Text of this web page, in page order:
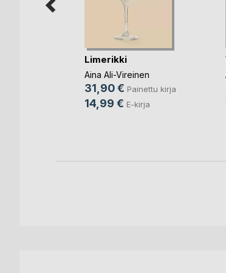
Limerikki
Aina Ali-Vireinen
31,90 € Painettu kirja
14,99 € E-kirja